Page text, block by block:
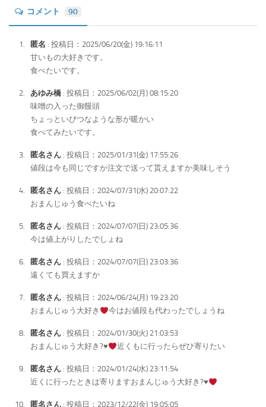
コメント 90
匿名 : 投稿日：2025/06/20(金) 19:16:11
甘いもの大好きです。
食べたいです。
あゆみ橋 : 投稿日：2025/06/02(月) 08:15:20
味噌の入った御饅頭
ちょっといびつなような形が暖かい
食べてみたいです。
匿名さん : 投稿日：2025/01/31(金) 17:55:26
値段は今も同じですか注文で送って貰えますか美味しそう
匿名さん : 投稿日：2024/07/31(水) 20:07:22
おまんじゅう食べたいね
匿名さん : 投稿日：2024/07/07(日) 23:05:36
今は値上がりしたでしょね
匿名さん : 投稿日：2024/07/07(日) 23:03:36
遠くても買えますか
匿名さん : 投稿日：2024/06/24(月) 19:23:20
おまんじゅう大好き
今はお値段も代わったでしょうね
匿名さん : 投稿日：2024/01/30(火) 21:03:53
おまんじゅう大好き?♥️ 近くもに行ったらぜひ寄りたい
匿名さん : 投稿日：2024/01/24(水) 23:11:54
近くに行ったときは寄りますおまんじゅう大好き?♥️
匿名さん : 投稿日：2023/12/22(金) 19:05:05